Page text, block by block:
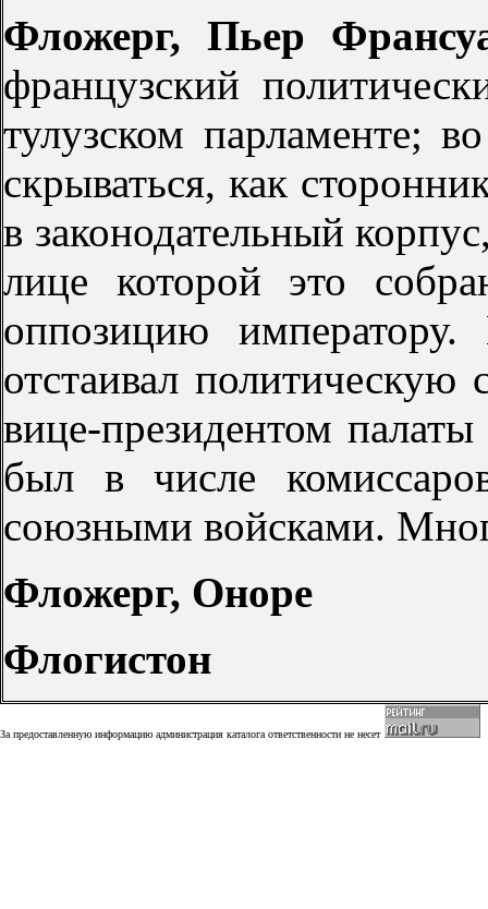
Фложерг, Пьер
французский
тулузском парламенте;
скрываться, как
в законодательный
лице которой это
оппозицию
отстаивал
вице-президентом
был в числе
союзными войсками.
Фложерг, Оноре
Флогистон
За предоставленную информацию администрация каталога ответственности не несет